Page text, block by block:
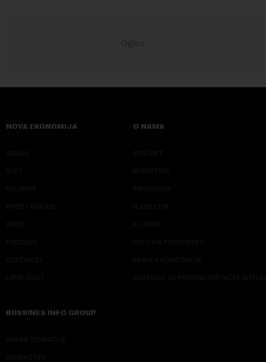
NOVA EKONOMIJA
SRBIJA
SVET
KOLUMNE
PRIČE I ANALIZE
VIDEO
PODCAST
ODRŽIVOST
LEPŠI ŽIVOT
O NAMA
KONTAKT
MARKETING
IMPRESSUM
NJUZLETER
KLIJENTI
POLITIKA PRIVATNOSTI
PRAVILA KORIŠĆENJA
SMERNICE ZA PRIMENU VEŠTAČKE
BUSSINES INFO GROUP
ONLINE EDUKACIJE
IZDAVAŠTVO